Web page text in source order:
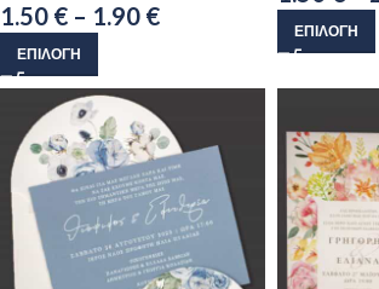
1.50 € – 1.90 €
ΕΠΙΛΟΓΉ
ΕΠΙΛΟΓΉ